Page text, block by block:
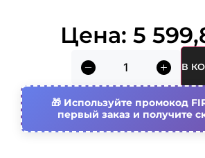
Модель/исполнение
Цвет
Цена: 5
В
Используйте промокод
первый заказ и получите